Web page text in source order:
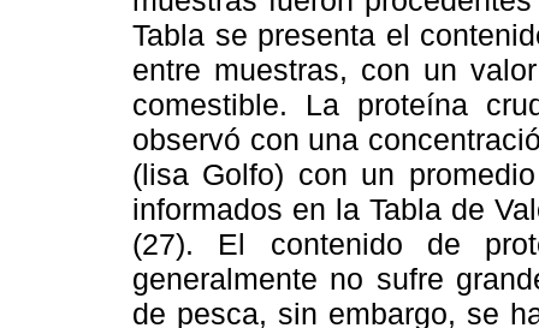
Tabla se presenta el
entre muestras, con un
comestible. La proteína
observó con una
(lisa Golfo) con un
informados en la Tabla de
(27). El contenido de
generalmente no sufre
de pesca, sin embargo, se